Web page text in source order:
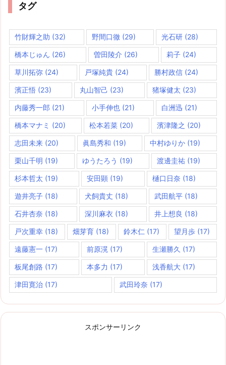
タグ
竹財輝之助 (32) 野間口徹(29) 光石研 (28)
橋本じゅん (26) 曽田陵介 (26) 莉子(24)
草川拓弥 (24) 戸塚純貴(24) 勝村政信 (24)
濱正悟 (23) 丸山智己 (23) 猪塚健太 (23)
内藤秀一郎 (21) 小手伸也(21) 白洲迅 (21)
橋本マナミ (20) 松本若菜 (20) 濱津隆之 (20)
志田未来 (20) 眞島秀和 (19) 中村ゆりか (19)
栗山千明 (19) ゆうたろう (19) 渡邊圭祐 (19)
杉本哲太 (19) 安田顕 (19) 樋口日奈 (18)
遊井亮子 (18) 犬飼貴丈 (18) 武田航平 (18)
石井杏奈 (18) 深川麻衣 (18) 井上想良 (18)
戸次重幸 (18) 畑芽育 (18) 鈴木仁 (17) 望月歩 (17)
遠藤憲一 (17) 前原滉 (17) 生瀬勝久 (17)
板尾創路 (17) 本多力 (17) 浅香航大(17)
津田寛治 (17) 武田玲奈 (17)
スポンサーリンク